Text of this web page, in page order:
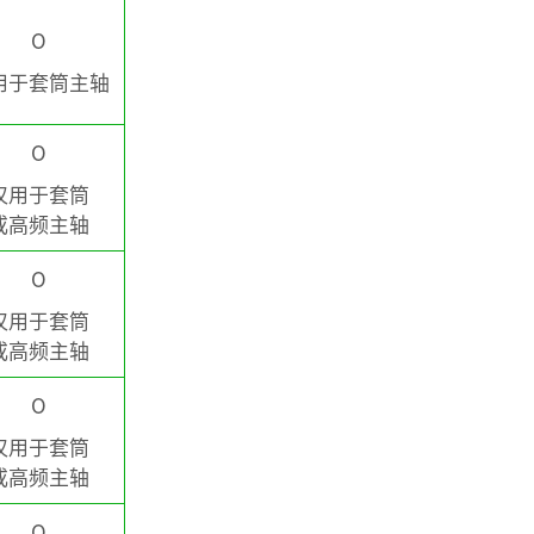
O
于套筒主轴
O
用于套筒
高频主轴
O
用于套筒
高频主轴
O
用于套筒
高频主轴